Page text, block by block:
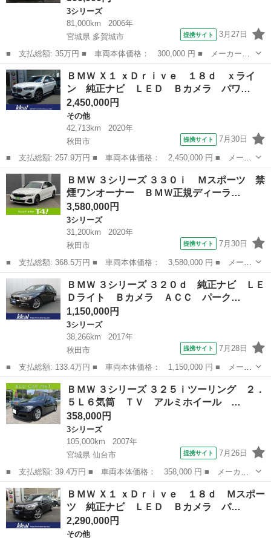
3シリーズ
81,000km
2006年
宮城県 多賀城市
提携サイト 3月27日
■ 支払総額: 35万円 ■ 車両本体価格： 300,000 円 ■ メーカー
名： ＢＭＷ ■ 車種名： ３シリーズ ■ グレード名： ３２０ｉ
ツーリング ナビ バックカメラ プッシュスタート 黒革シート
ＥＴＣ スタッド...
宮城 多賀城市
ＢＭＷ Ｘ１ ｘＤｒｉｖｅ １８ｄ ｘライ
ン 純正ナビ ＬＥＤ Ｂカメラ パワ…
2,450,000円
その他
42,713km
2020年
秋田市
提携サイト 7月30日
■ 支払総額: 257.9万円 ■ 車両本体価格： 2,450,000 円 ■ メーカ
ー名： ＢＭＷ ■ 車種名： Ｘ１ ■ グレード名： ｘＤｒｉｖ
ｅ １８ｄ ｘライン 純正ナビ ＬＥＤ Ｂカメラ パワーシー
ト ハーフレ...
秋田 秋田市 その他
ＢＭＷ ３シリーズ ３３０ｉ Ｍスポーツ 禁
煙ワンオーナー ＢＭＷ正規ディーラ…
3,580,000円
3シリーズ
31,200km
2020年
秋田市
提携サイト 7月30日
■ 支払総額: 368.5万円 ■ 車両本体価格： 3,580,000 円 ■ メーカ
ー名： ＢＭＷ ■ 車種名： ３シリーズ ■ グレード名： ３３０
ｉ Ｍスポーツ 禁煙ワンオーナー ＢＭＷ正規ディーラー記録簿完
備 純正...
秋田 秋田市
ＢＭＷ ３シリーズ ３２０ｄ 純正ナビ ＬＥ
Ｄライト Ｂカメラ ＡＣＣ パーク…
1,150,000円
3シリーズ
38,266km
2017年
秋田市
提携サイト 7月28日
■ 支払総額: 133.4万円 ■ 車両本体価格： 1,150,000 円 ■ メーカ
ー名： ＢＭＷ ■ 車種名： ３シリーズ ■ グレード名： ３２０
ｄ 純正ナビ ＬＥＤライト Ｂカメラ ＡＣＣ パークセンサー
ＥＴＣ２...
秋田 秋田市
ＢＭＷ ３シリーズ ３２５ｉツーリング ２．
５Ｌ６気筒 ＴＶ アルミホイール …
358,000円
3シリーズ
105,000km
2007年
宮城県 仙台市
提携サイト 7月26日
■ 支払総額: 39.4万円 ■ 車両本体価格： 358,000 円 ■ メーカー
名： ＢＭＷ ■ 車種名： ３シリーズ ■ グレード名： ３２５ｉ
ツーリング ２．５Ｌ６気筒 ＴＶ アルミホイール ＨＩＤ サン
ルーフ パワ...
宮城 仙台市
ＢＭＷ Ｘ１ ｘＤｒｉｖｅ １８ｄ Ｍスポー
ツ 純正ナビ ＬＥＤ Ｂカメラ パ…
2,290,000円
その他